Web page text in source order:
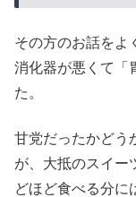
その方のお話をよ
消化器が悪くて「
た。
甘党だったかどう
が、大抵のスイー
どほど食べる分に